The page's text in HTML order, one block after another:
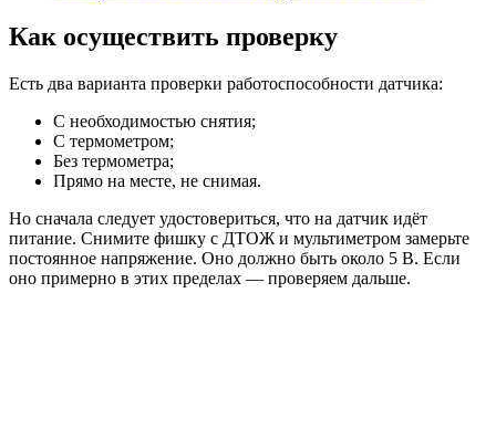
Как осуществить проверку
Есть два варианта проверки работоспособности датчика:
С необходимостью снятия;
С термометром;
Без термометра;
Прямо на месте, не снимая.
Но сначала следует удостовериться, что на датчик идёт
питание. Снимите фишку с ДТОЖ и мультиметром замерьте
постоянное напряжение. Оно должно быть около 5 В. Если
оно примерно в этих пределах — проверяем дальше.